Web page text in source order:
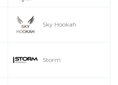
Sky Hookah
Storm